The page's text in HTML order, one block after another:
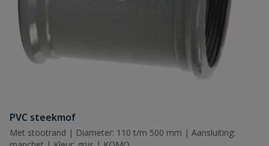
PVC steekmof
Met stootrand | Diameter: 110 t/m 500 mm | Aansluiting: